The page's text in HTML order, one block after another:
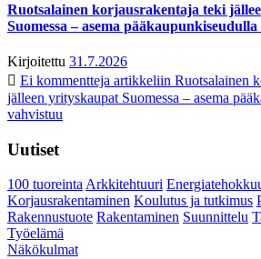
Ruotsalainen korjausrakentaja teki
Suomessa – asema
Kirjoitettu 31.7.2026
Ei kommentteja artikkeliin Ruotsalainen
jälleen yrityskaupat Suomessa – asema
vahvistuu
Uutiset
100 tuoreintaArkkitehtuuri
Korjausrakentaminen Koulutus ja tutkimus
Rakennustuote Rakentaminen Suunnittelu
Työelämä
Näkökulmat